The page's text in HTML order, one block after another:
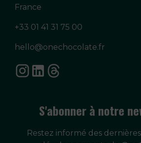
France
+33 01 41 31 75 00
hello@onechocolate.fr
S'abonner à notre
Restez informé des